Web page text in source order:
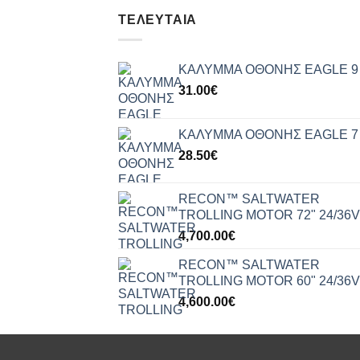
ΤΕΛΕΥΤΑΊΑ
ΚΑΛΥΜΜΑ ΟΘΟΝΗΣ EAGLE 9
31.00€
ΚΑΛΥΜΜΑ ΟΘΟΝΗΣ EAGLE 7
28.50€
RECON™ SALTWATER
TROLLING MOTOR 72" 24/36V
4,700.00€
RECON™ SALTWATER
TROLLING MOTOR 60" 24/36V
4,600.00€